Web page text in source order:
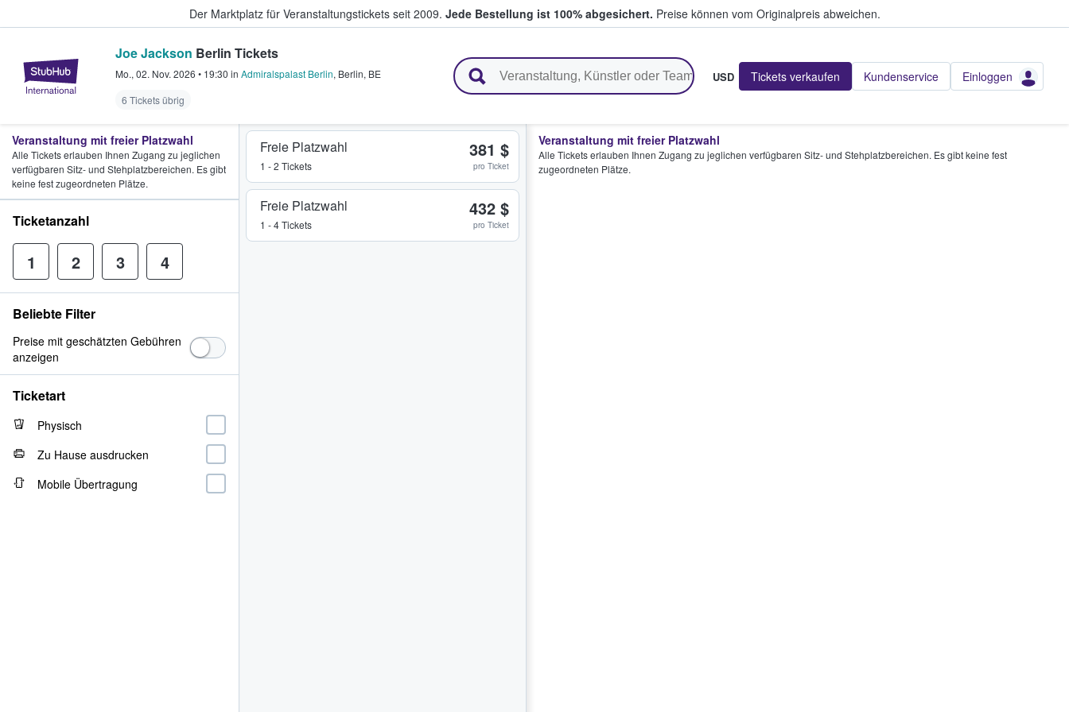
Der Marktplatz für Veranstaltungstickets seit 2009. Jede Bestellung ist 100% abgesichert. Preise können vom Originalpreis abweichen.
StubHub - Wo Fans Tickets kaufen & verkaufen
Joe Jackson Berlin Tickets
Mo., 02. Nov. 2026 • 19:30 in Admiralspalast Berlin, Berlin, BE
6 Tickets übrig
USD Tickets verkaufen Kundenservice Einloggen
Freie Platzwahl
1 - 2 Tickets
381 $
pro Ticket
Freie Platzwahl
1 - 4 Tickets
432 $
pro Ticket
Veranstaltung mit freier Platzwahl
Alle Tickets erlauben Ihnen Zugang zu jeglichen verfügbaren Sitz- und Stehplatzbereichen. Es gibt keine fest
zugeordneten Plätze.
Veranstaltung mit freier Platzwahl
Alle Tickets erlauben Ihnen Zugang zu jeglichen
verfügbaren Sitz- und Stehplatzbereichen. Es gibt
keine fest zugeordneten Plätze.
Ticketanzahl
1 2 3 4
Beliebte Filter
Preise mit geschätzten Gebühren
anzeigen
Ticketart
Physisch
Zu Hause ausdrucken
Mobile Übertragung